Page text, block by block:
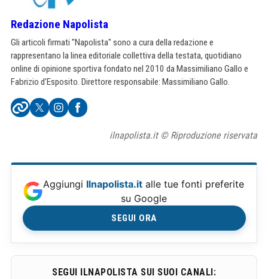
Redazione Napolista
Gli articoli firmati "Napolista" sono a cura della redazione e
rappresentano la linea editoriale collettiva della testata, quotidiano
online di opinione sportiva fondato nel 2010 da Massimiliano Gallo e
Fabrizio d'Esposito. Direttore responsabile: Massimiliano Gallo.
ilnapolista.it © Riproduzione riservata
Aggiungi Ilnapolista.it alle tue fonti preferite
su Google
SEGUI ORA
SEGUI ILNAPOLISTA SUI SUOI CANALI: